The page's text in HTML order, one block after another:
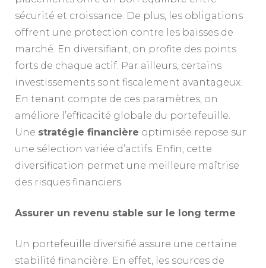
sécurité et croissance. De plus, les obligations
offrent une protection contre les baisses de
marché. En diversifiant, on profite des points
forts de chaque actif. Par ailleurs, certains
investissements sont fiscalement avantageux.
En tenant compte de ces paramètres, on
améliore l’efficacité globale du portefeuille.
Une stratégie financière optimisée repose sur
une sélection variée d’actifs. Enfin, cette
diversification permet une meilleure maîtrise
des risques financiers.
Assurer un revenu stable sur le long terme
Un portefeuille diversifié assure une certaine
stabilité financière. En effet, les sources de